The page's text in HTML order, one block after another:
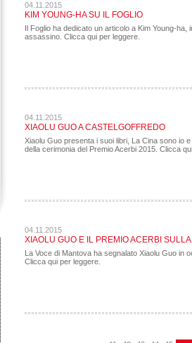
04.11.2015
KIM YOUNG-HA SU IL FOGLIO
Il Foglio ha dedicato un articolo a Kim Young-
assassino. Clicca qui per leggere.
04.11.2015
XIAOLU GUO A CASTELGOFFREDO
Xiaolu Guo presenta i suoi libri, La Cina sono io
della cerimonia del Premio Acerbi 2015. Clicca
04.11.2015
XIAOLU GUO E IL PREMIO ACERBI
La Voce di Mantova ha segnalato Xiaolu Guo in
Clicca qui per leggere.